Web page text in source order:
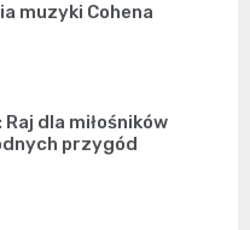
muzyki Cohena
dla miłośników
przygód